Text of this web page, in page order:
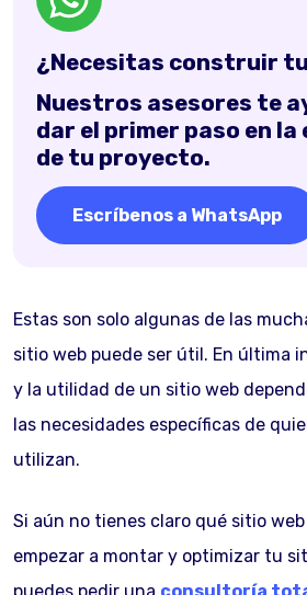
¿Necesitas construir
Nuestros asesores te
dar el primer paso en
de tu proyecto.
Escríbenos a WhatsApp
Estas son solo algunas de las
sitio web puede ser útil. En última
y la utilidad de un sitio web
las necesidades específicas de
utilizan.
Si aún no tienes claro qué sitio
empezar a montar y optimizar tu